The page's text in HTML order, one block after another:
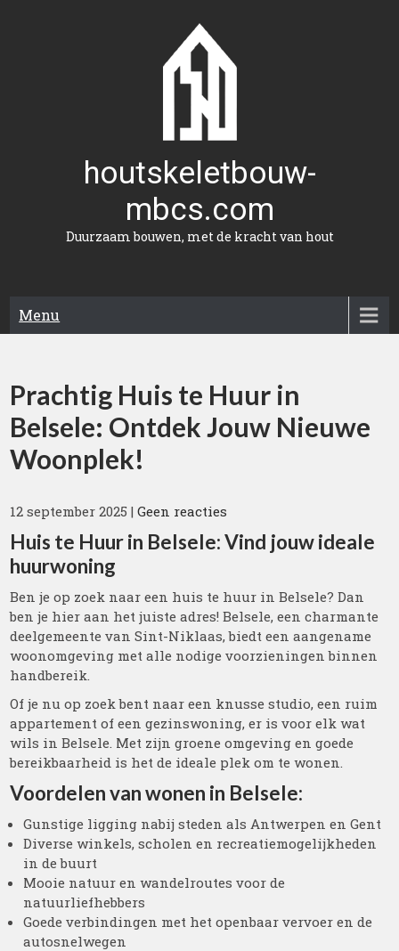
houtskeletbouw-
mbcs.com
Duurzaam bouwen, met de kracht van hout
Menu
Prachtig Huis te Huur in
Belsele: Ontdek Jouw Nieuwe
Woonplek!
12 september 2025 |Geen reacties
Huis te Huur in Belsele: Vind jouw ideale
huurwoning
Ben je op zoek naar een huis te huur in Belsele? Dan
ben je hier aan het juiste adres! Belsele, een charmante
deelgemeente van Sint-Niklaas, biedt een aangename
woonomgeving met alle nodige voorzieningen binnen
handbereik.
Of je nu op zoek bent naar een knusse studio, een ruim
appartement of een gezinswoning, er is voor elk wat
wils in Belsele. Met zijn groene omgeving en goede
bereikbaarheid is het de ideale plek om te wonen.
Voordelen van wonen in Belsele:
Gunstige ligging nabij steden als Antwerpen en Gent
Diverse winkels, scholen en recreatiemogelijkheden
in de buurt
Mooie natuur en wandelroutes voor de
natuurliefhebbers
Goede verbindingen met het openbaar vervoer en de
autosnelwegen